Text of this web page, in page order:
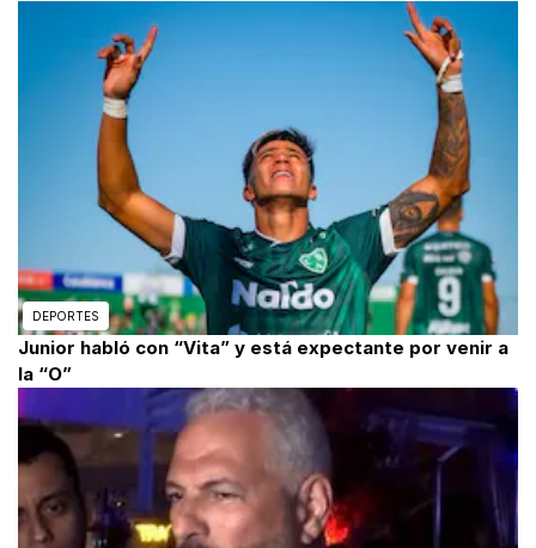
DEPORTES
Junior habló con “Vita” y está expectante por venir a
la “O”